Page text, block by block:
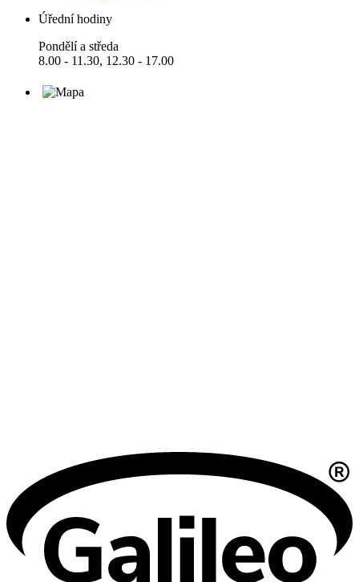
Úřední hodiny
Pondělí a středa
8.00 - 11.30, 12.30 - 17.00